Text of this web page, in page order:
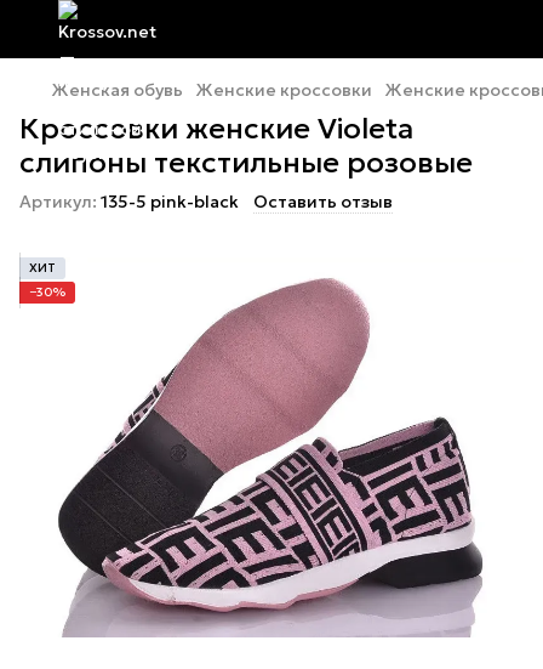
Женская обувь Женские кроссовки Женские
Кроссовки женские Violeta
слипоны текстильные розовые
Артикул: 135-5 pink-black Оставить отзыв
ХИТ
−30%